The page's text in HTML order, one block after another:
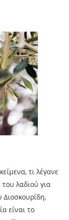
τι λέγανε
λαδιού για
είναι το